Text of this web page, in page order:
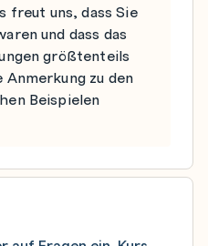
freut uns, dass Sie
und dass das
größtenteils
zu den
Beispielen